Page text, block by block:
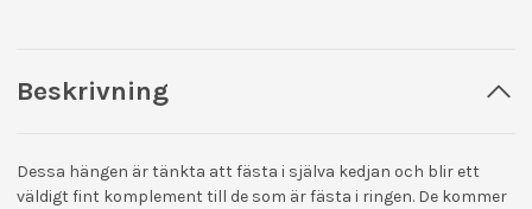
Beskrivning
Dessa hängen är tänkta att fästa i själva kedjan och blir ett
väldigt fint komplement till de som är fästa i ringen. De kommer